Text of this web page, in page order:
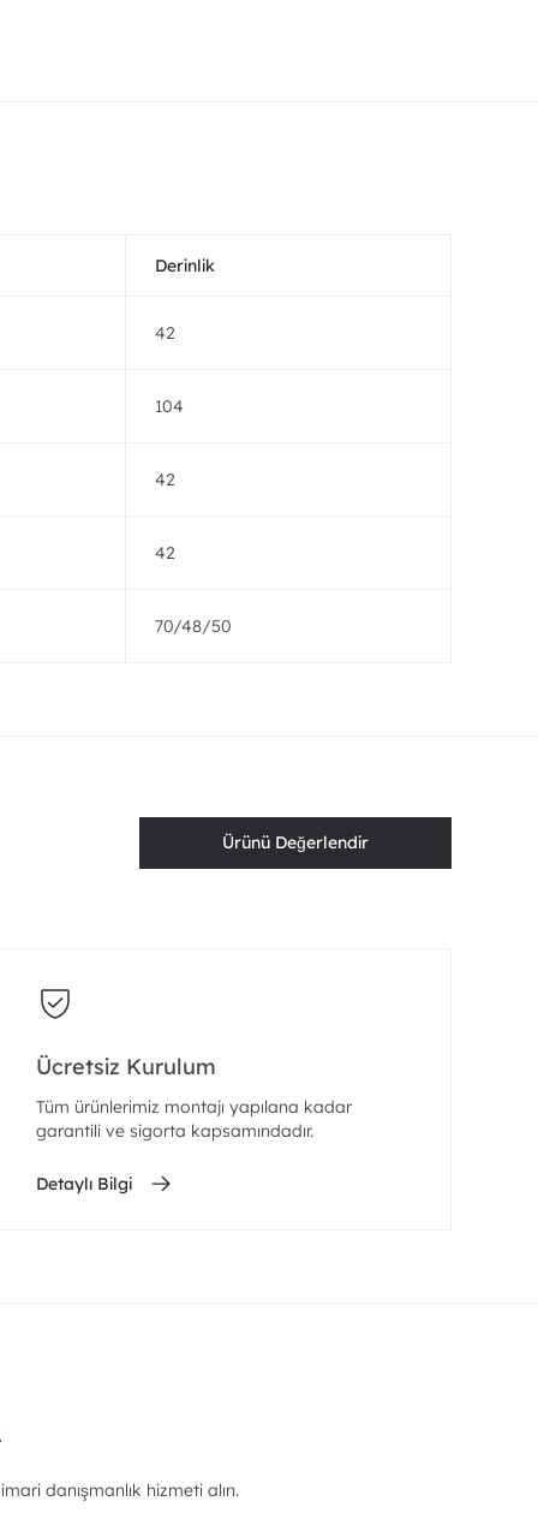
Derinlik
42
104
42
42
70/48/50
Ürünü Değerlendir
Ücretsiz Kurulum
Tüm ürünlerimiz montajı yapılana kadar
garantili ve sigorta kapsamındadır.
Detaylı Bilgi
danışmanlık hizmeti alın.